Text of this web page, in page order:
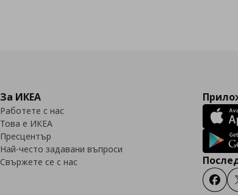
За ИКЕА
Работете с нас
Това е ИКЕА
Пресцентър
Най-често задавани въпроси
Свържете се с нас